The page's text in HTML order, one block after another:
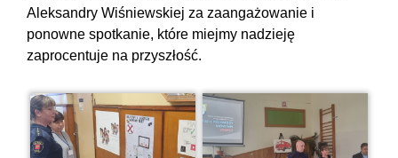
Aleksandry Wiśniewskiej za zaangażowanie i
ponowne spotkanie, które miejmy nadzieję
zaprocentuje na przyszłość.